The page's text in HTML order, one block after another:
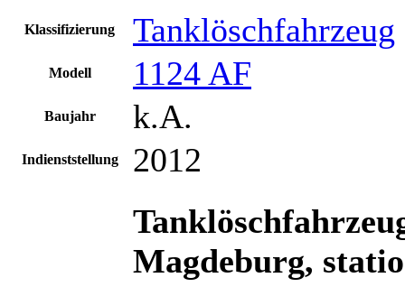
Klassifizierung Tanklöschfahrzeug
Modell 1124 AF
Baujahr k.A.
Indienststellung 2012
Magdeburg,